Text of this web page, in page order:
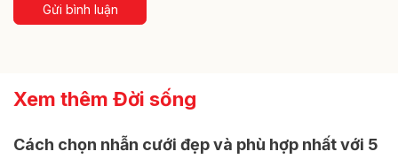
Gửi bình luận
Xem thêm Đời sống
Cách chọn nhẫn cưới đẹp và phù hợp nhất với 5